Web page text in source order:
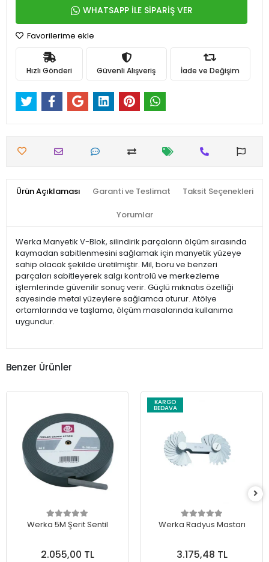
WHATSAPP İLE SİPARİŞ VER
Favorilerime ekle
Hızlı Gönderi Güvenli Alışveriş İade ve Değişim
Ürün Açıklaması Garanti ve Teslimat Taksit Seçenekleri
Yorumlar
Werka Manyetik V-Blok, silindirik parçaların ölçüm sırasında
kaymadan sabitlenmesini sağlamak için manyetik yüzeye
sahip olacak şekilde üretilmiştir. Mil, boru ve benzeri
parçaları sabitleyerek salgı kontrolü ve merkezleme
işlemlerinde güvenilir sonuç verir. Güçlü mıknatıs özelliği
sayesinde metal yüzeylere sağlamca oturur. Atölye
ortamlarında ve taşlama, ölçüm masalarında kullanıma
uygundur.
Benzer Ürünler
Werka 5M Şerit Sentil
2.055,00 TL
KARGO
BEDAVA
Werka Radyus Mastarı
3.175,48 TL